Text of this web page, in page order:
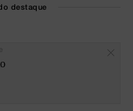
destaque